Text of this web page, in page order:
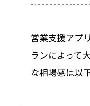
営業支援アプ
ランによって
な相場感は以